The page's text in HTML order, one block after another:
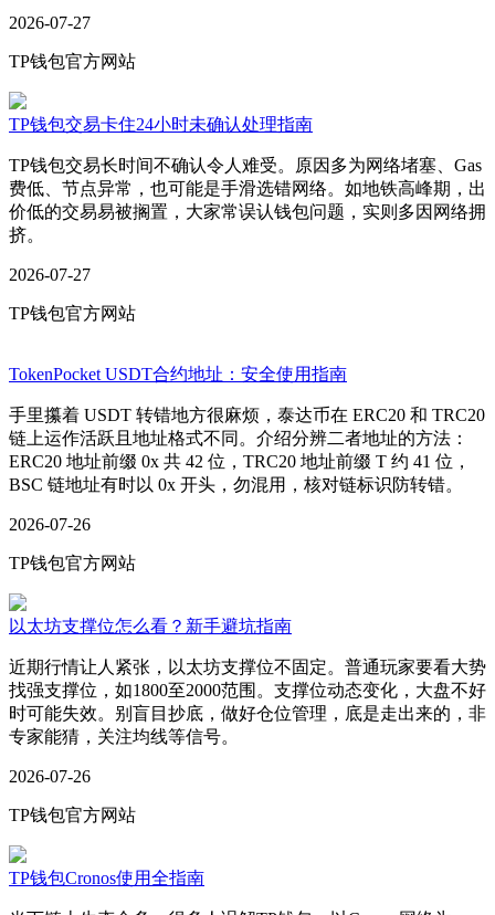
2026-07-27
TP钱包官方网站
TP钱包交易卡住24小时未确认处理指南
TP钱包交易长时间不确认令人难受。原因多为网络堵塞、Gas
费低、节点异常，也可能是手滑选错网络。如地铁高峰期，出
价低的交易易被搁置，大家常误认钱包问题，实则多因网络拥
挤。
2026-07-27
TP钱包官方网站
TokenPocket USDT合约地址：安全使用指南
手里攥着 USDT 转错地方很麻烦，泰达币在 ERC20 和 TRC20
链上运作活跃且地址格式不同。介绍分辨二者地址的方法：
ERC20 地址前缀 0x 共 42 位，TRC20 地址前缀 T 约 41 位，
BSC 链地址有时以 0x 开头，勿混用，核对链标识防转错。
2026-07-26
TP钱包官方网站
以太坊支撑位怎么看？新手避坑指南
近期行情让人紧张，以太坊支撑位不固定。普通玩家要看大势
找强支撑位，如1800至2000范围。支撑位动态变化，大盘不好
时可能失效。别盲目抄底，做好仓位管理，底是走出来的，非
专家能猜，关注均线等信号。
2026-07-26
TP钱包官方网站
TP钱包Cronos使用全指南